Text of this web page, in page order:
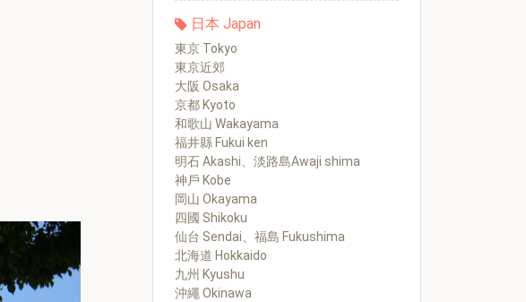
日本 Japan
東京 Tokyo
東京近郊
大阪 Osaka
京都 Kyoto
和歌山 Wakayama
福井縣 Fukui ken
明石 Akashi、淡路島Awaji shima
神戶 Kobe
岡山 Okayama
四國 Shikoku
仙台 Sendai、福島 Fukushima
北海道 Hokkaido
九州 Kyushu
沖繩 Okinawa